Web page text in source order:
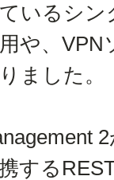
いるシ
や、
ました。
する